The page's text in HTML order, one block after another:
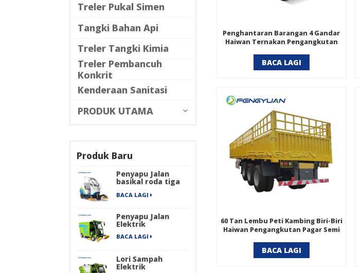
Treler Pukal Simen
Tangki Bahan Api
Treler Tangki Kimia
Treler Pembancuh
Konkrit
Kenderaan Sanitasi
PRODUK UTAMA
Produk Baru
Penyapu Jalan
basikal roda tiga
BACA LAGI
Penyapu Jalan
Elektrik
BACA LAGI
Lori Sampah
Elektrik
Penghantaran Barangan 4 Gandar
Haiwan Ternakan Pengangkutan
BACA LAGI
60 Tan Lembu Peti Kambing Biri-Biri
Haiwan Pengangkutan Pagar Semi
BACA LAGI